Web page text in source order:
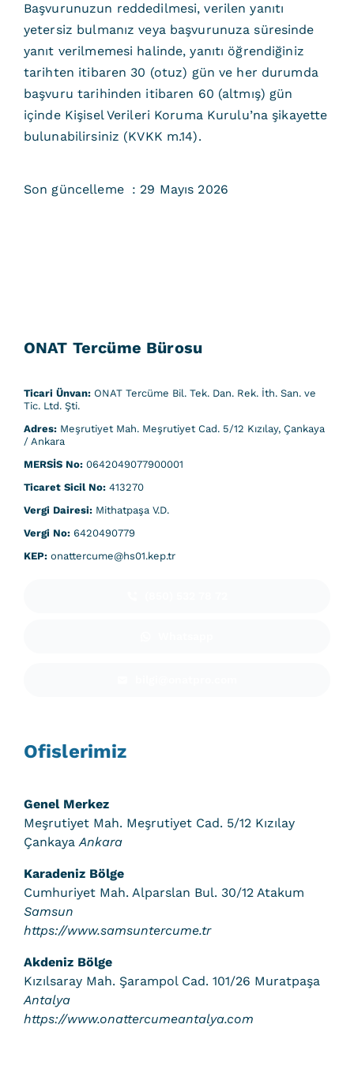
Başvurunuzun reddedilmesi, verilen yanıtı
yetersiz bulmanız veya başvurunuza süresinde
yanıt verilmemesi halinde, yanıtı öğrendiğiniz
tarihten itibaren 30 (otuz) gün ve her durumda
başvuru tarihinden itibaren 60 (altmış) gün
içinde Kişisel Verileri Koruma Kurulu’na şikayette
bulunabilirsiniz (KVKK m.14).
Son güncelleme : 29 Mayıs 2026
ONAT Tercüme Bürosu
Ticari Ünvan:ONAT Tercüme Bil. Tek. Dan. Rek. İth. San. ve
Tic. Ltd. Şti.
Adres:Meşrutiyet Mah. Meşrutiyet Cad. 5/12 Kızılay, Çankaya
/ Ankara
MERSİS No:0642049077900001
Ticaret Sicil No:413270
Vergi Dairesi:Mithatpaşa V.D.
Vergi No:6420490779
KEP:onattercume@hs01.kep.tr
Ofislerimiz
Genel Merkez
Meşrutiyet Mah. Meşrutiyet Cad. 5/12 Kızılay
ÇankayaAnkara
Karadeniz Bölge
Cumhuriyet Mah. Alparslan Bul. 30/12 Atakum
Samsun
https://www.samsuntercume.tr
Akdeniz Bölge
Kızılsaray Mah. Şarampol Cad. 101/26 Muratpaşa
Antalya
https://www.onattercumeantalya.com